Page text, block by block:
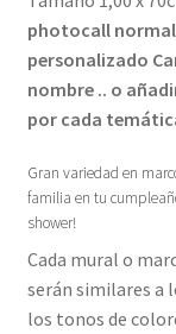
photocall normal
personalizado
nombre .. o
por cada
Gran variedad en
familia en tu
shower!
Cada mural o
serán similares a
los tonos de